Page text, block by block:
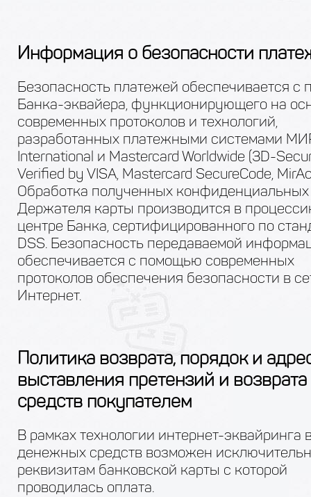
Информация о безопасности
Безопасность платежей обеспечивается
Банка-эквайера, функционирующего на
современных протоколов и технологий,
разработанных платежными системами
International и Mastercard Worldwide (3D-
Verified by VISA, Mastercard SecureCode,
Обработка полученных
Держателя карты производится в
центре Банка, сертифицированного по
DSS. Безопасность передаваемой
обеспечивается с помощью современных
протоколов обеспечения безопасности в
Интернет.
Политика возврата, порядок и
выставления претензий и возврата
средств покупателем
В рамках технологии интернет-эквайринга
денежных средств возможен
реквизитам банковской карты с которой
проводилась оплата.